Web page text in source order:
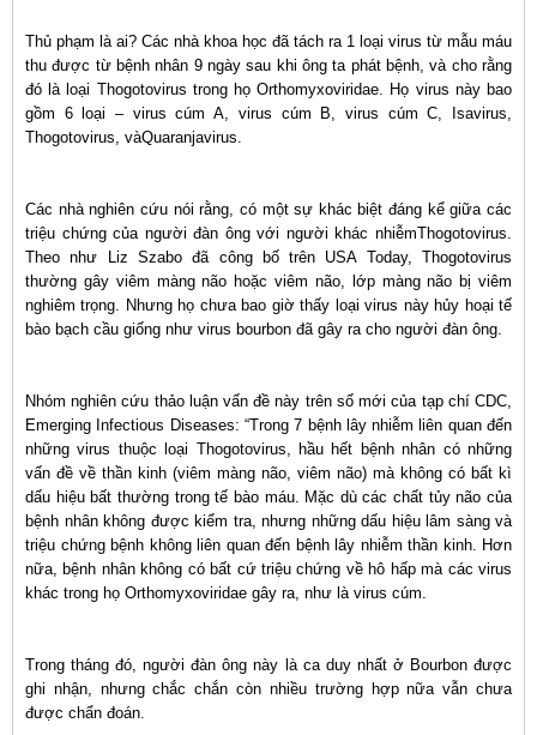
Thủ phạm là ai? Các nhà khoa học đã tách ra 1 loại virus từ mẫu máu
thu được từ bệnh nhân 9 ngày sau khi ông ta phát bệnh, và cho rằng
đó là loại Thogotovirus trong họ Orthomyxoviridae. Họ virus này bao
gồm 6 loại – virus cúm A, virus cúm B, virus cúm C, Isavirus,
Thogotovirus, vàQuaranjavirus.
Các nhà nghiên cứu nói rằng, có một sự khác biệt đáng kể giữa các
triệu chứng của người đàn ông với người khác nhiễmThogotovirus.
Theo như Liz Szabo đã công bố trên USA Today, Thogotovirus
thường gây viêm màng não hoặc viêm não, lớp màng não bị viêm
nghiêm trọng. Nhưng họ chưa bao giờ thấy loại virus này hủy hoại tế
bào bạch cầu giống như virus bourbon đã gây ra cho người đàn ông.
Nhóm nghiên cứu thảo luận vấn đề này trên số mới của tạp chí CDC,
Emerging Infectious Diseases: “Trong 7 bệnh lây nhiễm liên quan đến
những virus thuộc loại Thogotovirus, hầu hết bệnh nhân có những
vấn đề về thần kinh (viêm màng não, viêm não) mà không có bất kì
dấu hiệu bất thường trong tế bào máu. Mặc dù các chất tủy não của
bệnh nhân không được kiểm tra, nhưng những dấu hiệu lâm sàng và
triệu chứng bệnh không liên quan đến bệnh lây nhiễm thần kinh. Hơn
nữa, bệnh nhân không có bất cứ triệu chứng về hô hấp mà các virus
khác trong họ Orthomyxoviridae gây ra, như là virus cúm.
Trong tháng đó, người đàn ông này là ca duy nhất ở Bourbon được
ghi nhận, nhưng chắc chắn còn nhiều trường hợp nữa vẫn chưa
được chẩn đoán.